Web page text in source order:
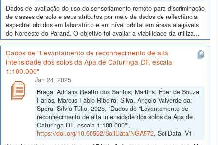
Dados de avaliação do uso do sensoriamento remoto para discriminação
de classes de solo e seus atributos por meio de dados de reflectância
espectral obtidos em laboratório e em nível orbital em áreas alagáveis
do Noroeste do Paraná. O objetivo foi avaliar a viabilidade da utiliza...
Dados de "Levantamento de reconhecimento de alta
intensidade dos solos da Apa de Cafuringa-DF, escala
1:100.000"
Jan 24, 2025
Braga, Adriana Reatto dos Santos; Martins, Éder de Souza;
Farias, Marcus Fábio Ribeiro; Silva, Angelo Valverde da;
Spera, Sílvio Túlio, 2025, "Dados de "Levantamento de
reconhecimento de alta intensidade dos solos da Apa de
Cafuringa-DF, escala 1:100.000"",
https://doi.org/10.60502/SoilData/NGA572, SoilData, V1